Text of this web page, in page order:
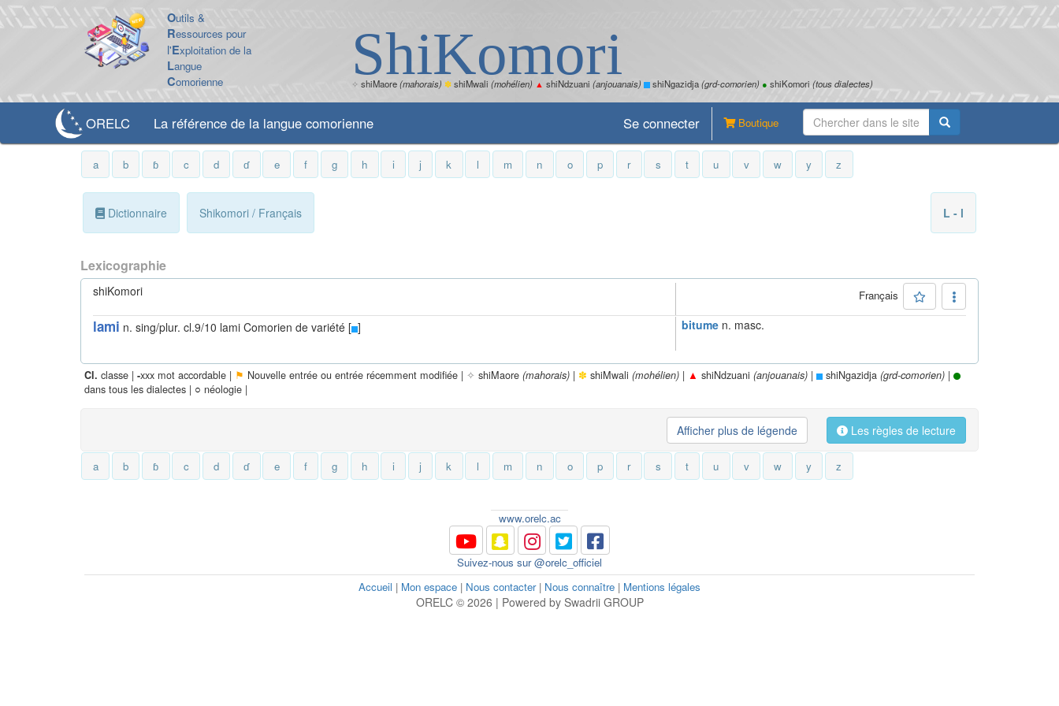
Outils &
Ressources pour
l'Exploitation de la
Langue
Comorienne ShiKomori
✧ shiMaore(mahorais) ✽shiMwali (mohélien) ▲ shiNdzuani (anjouanais) shiNgazidja(grd-comorien) ● shiKomori (tous dialectes)
ORELC La référence de la langue comorienne Boutique
Se connecter
a b ɓ c d ɗ e f g h i j k l m n o p r s t u v w y z
Dictionnaire Shikomori / Français L - l
Lexicographie
shiKomori Français
lami n. sing/plur. cl.9/10 lami Comorien de variété [ ] bitume n. masc.
Cl. classe | -xxx mot accordable | ⚑ Nouvelle entrée ou entrée récemment modifiée | ✧ shiMaore (mahorais) | ✽ shiMwali (mohélien) | ▲ shiNdzuani (anjouanais) | shiNgazidja (grd-comorien) |
dans tous les dialectes | ○ néologie |
Les règles de lecture
Afficher plus de légende
a b ɓ c d ɗ e f g h i j k l m n o p r s t u v w y z
www.orelc.ac
Suivez-nous sur @orelc_officiel
Accueil | Mon espace | Nous contacter| Nous connaître | Mentions légales
ORELC © 2026 | Powered by Swadrii GROUP